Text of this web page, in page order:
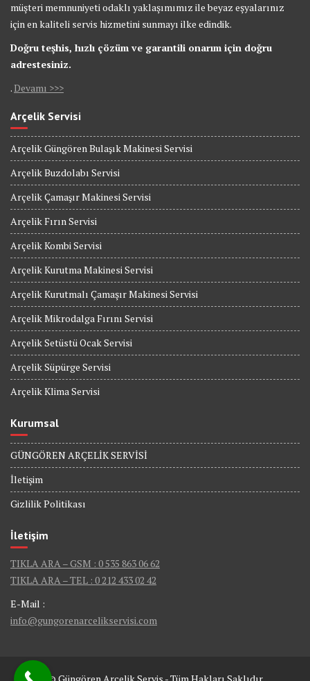
müşteri memnuniyeti odaklı yaklaşımımız ile beyaz eşyalarınız
için en kaliteli servis hizmetini sunmayı ilke edindik.
Doğru teşhis, hızlı çözüm ve garantili onarım için doğru
adrestesiniz.
.Devamı >>>
Arçelik Servisi
Arçelik Güngören Bulaşık Makinesi Servisi
Arçelik Buzdolabı Servisi
Arçelik Çamaşır Makinesi Servisi
Arçelik Fırın Servisi
Arçelik Kombi Servisi
Arçelik Kurutma Makinesi Servisi
Arçelik Kurutmalı Çamaşır Makinesi Servisi
Arçelik Mikrodalga Fırını Servisi
Arçelik Setüstü Ocak Servisi
Arçelik Süpürge Servisi
Arçelik Klima Servisi
Kurumsal
GÜNGÖREN ARÇELİK SERVİSİ
İletişim
Gizlilik Politikası
İletişim
TIKLA ARA – GSM : 0 535 863 06 62
TIKLA ARA – TEL : 0 212 433 02 42
E-Mail :
info@gungorenarcelikservisi.com